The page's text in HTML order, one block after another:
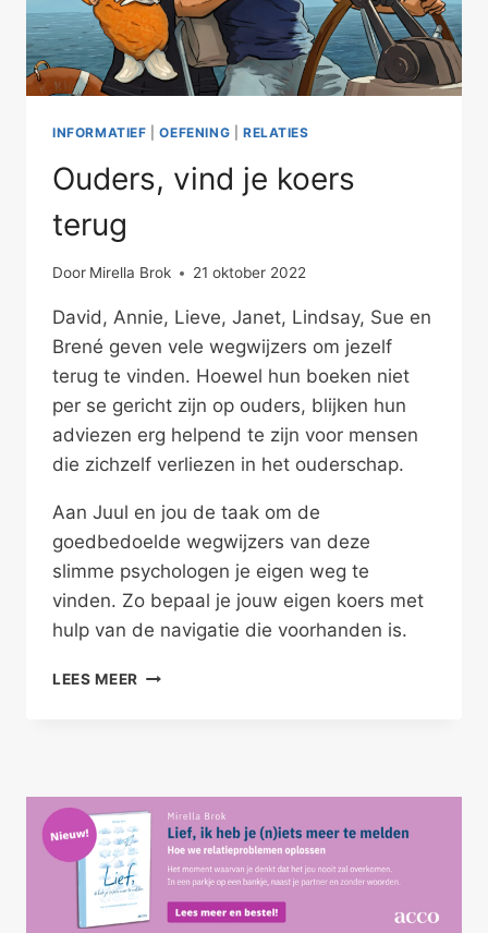
INFORMATIEF |OEFENING RELATIES
Ouders, vind je koers
terug
Door Mirella Brok 21 oktober 2022
David, Annie, Lieve, Janet, Lindsay, Sue en
Brené geven vele wegwijzers om jezelf
terug te vinden. Hoewel hun boeken niet
per se gericht zijn op ouders, blijken hun
adviezen erg helpend te zijn voor mensen
die zichzelf verliezen in het ouderschap.
Aan Juul en jou de taak om de
goedbedoelde wegwijzers van deze
slimme psychologen je eigen weg te
vinden. Zo bepaal je jouw eigen koers met
hulp van de navigatie die voorhanden is.
LEES MEER OUDERS,